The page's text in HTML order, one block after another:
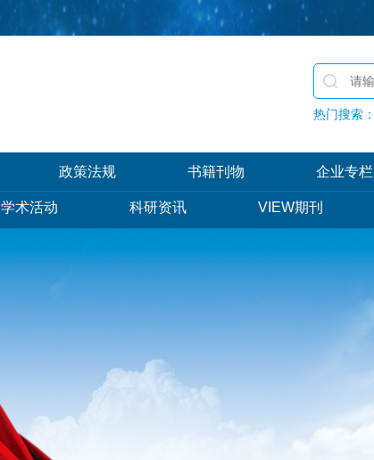
热门搜索：
政策法规 书籍刊物 企业专栏
学术活动 科研资讯 VIEW期刊